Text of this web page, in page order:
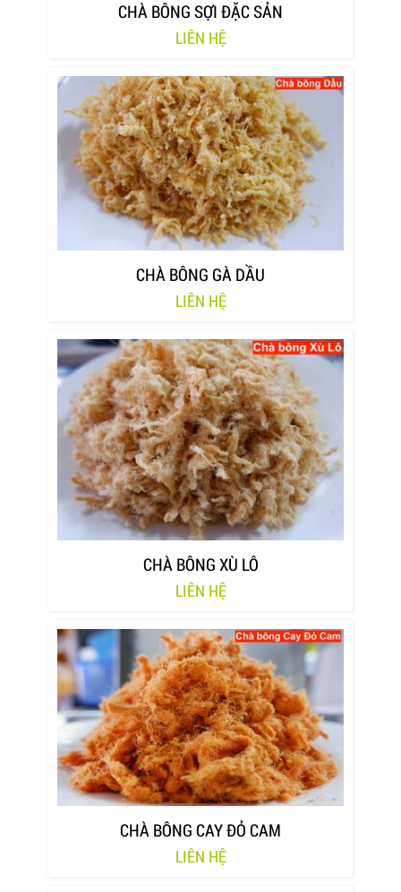
CHÀ BÔNG SỢI ĐẶC SẢN
LIÊN HỆ
CHÀ BÔNG GÀ DẦU
LIÊN HỆ
CHÀ BÔNG XÙ LÔ
LIÊN HỆ
CHÀ BÔNG CAY ĐỎ CAM
LIÊN HỆ